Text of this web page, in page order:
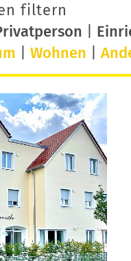
filtern
Wohnen